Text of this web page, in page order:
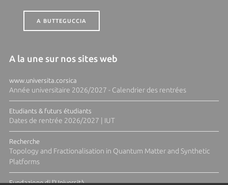
A BUTTEGUCCIA
A la une sur nos sites web
www.universita.corsica
Année universitaire 2026/2027 - Calendrier des rentrées
Etudiants & futurs étudiants
Dates de rentrée 2026/2027 | IUT
Recherche
Topology and Fractionalisation in Quantum Matter and Synthetic
Platforms
Fundazione di l'Università